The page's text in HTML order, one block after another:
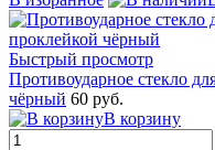
Быстрый просмотр
Противоударное стекло
чёрный 60 руб.
В корзину